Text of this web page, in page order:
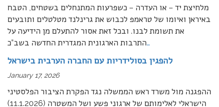
מלחיצת יד – או העדרה – כשפרעות המתנחלים בשטחים, הטבח
באיראן ואיומו של טראמפ לכבוש את גרינלנד מטלטלים ותובעים
את תשומת לבנו. ובכל זאת אסור להתעלם מן הידיעה על
התרבות הארגונית המגדרית החדשה בשב”כ…
להפגין בסולידריות עם החברה הערבית בישראל
January 17, 2026
ההפגנה מול משרד ראש הממשלה נגד הפקרת הציבור הפלסטיני
הישראלי לאלימותם של ארגוני פשע ושל המשטרה (11.1.2026)